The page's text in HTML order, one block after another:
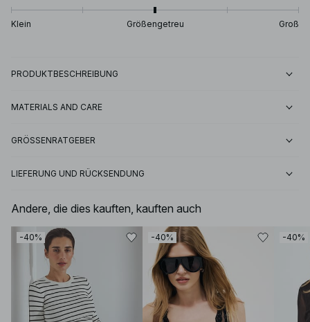
Klein Größengetreu Groß
PRODUKTBESCHREIBUNG
MATERIALS AND CARE
GRÖSSENRATGEBER
LIEFERUNG UND RÜCKSENDUNG
Andere, die dies kauften, kauften auch
-40% -40% -40%